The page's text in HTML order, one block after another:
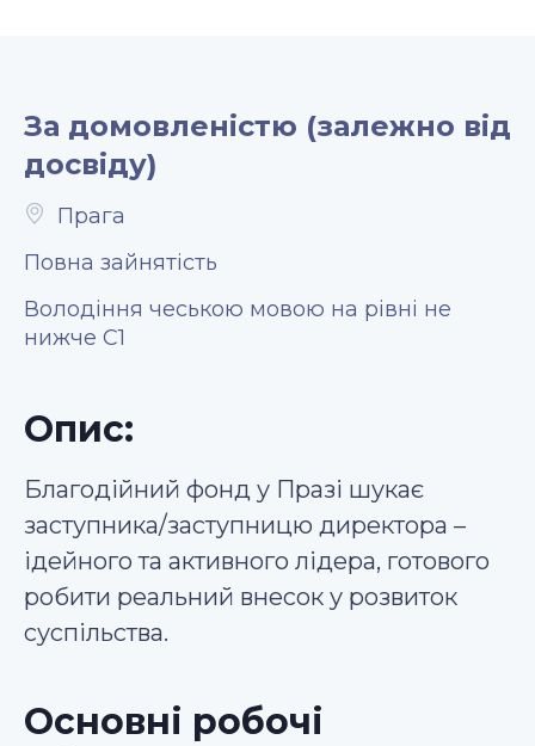
За домовленістю (залежно від
досвіду)
Прага
Повна зайнятість
Володіння чеською мовою на рівні не
нижче С1
Опис:
Благодійний фонд у Празі шукає
заступника/заступницю директора –
ідейного та активного лідера, готового
робити реальний внесок у розвиток
суспільства.
Основні робочі